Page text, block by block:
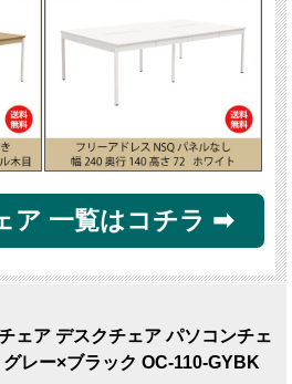
ア 一覧はコチラ ➡
ェア デスクチェア パソコンチェ
レー×ブラック OC-110-GYBK